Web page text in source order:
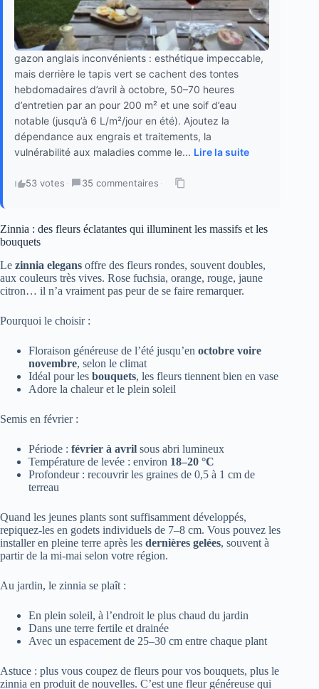
gazon anglais inconvénients : esthétique impeccable,
mais derrière le tapis vert se cachent des tontes
hebdomadaires d’avril à octobre, 50–70 heures
d’entretien par an pour 200 m² et une soif d’eau
notable (jusqu’à 6 L/m²/jour en été). Ajoutez la
dépendance aux engrais et traitements, la
vulnérabilité aux maladies comme le... Lire la suite
53 votes · 35 commentaires ·
Zinnia : des fleurs éclatantes qui illuminent les massifs et les
bouquets
Le zinnia elegans offre des fleurs rondes, souvent doubles,
aux couleurs très vives. Rose fuchsia, orange, rouge, jaune
citron… il n’a vraiment pas peur de se faire remarquer.
Pourquoi le choisir :
Floraison généreuse de l’été jusqu’en octobre voire
novembre, selon le climat
Idéal pour les bouquets, les fleurs tiennent bien en vase
Adore la chaleur et le plein soleil
Semis en février :
Période : février à avril sous abri lumineux
Température de levée : environ 18–20 °C
Profondeur : recouvrir les graines de 0,5 à 1 cm de
terreau
Quand les jeunes plants sont suffisamment développés,
repiquez-les en godets individuels de 7–8 cm. Vous pouvez les
installer en pleine terre après les dernières gelées, souvent à
partir de la mi-mai selon votre région.
Au jardin, le zinnia se plaît :
En plein soleil, à l’endroit le plus chaud du jardin
Dans une terre fertile et drainée
Avec un espacement de 25–30 cm entre chaque plant
Astuce : plus vous coupez de fleurs pour vos bouquets, plus le
zinnia en produit de nouvelles. C’est une fleur généreuse qui